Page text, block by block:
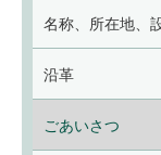
名称、所在地、
沿革
ごあいさつ